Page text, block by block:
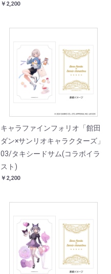
￥2,200
キャラファインフォリオ「館田
ダン×サンリオキャラクターズ」
03/タキシードサム(コラボイラ
スト)
￥2,200